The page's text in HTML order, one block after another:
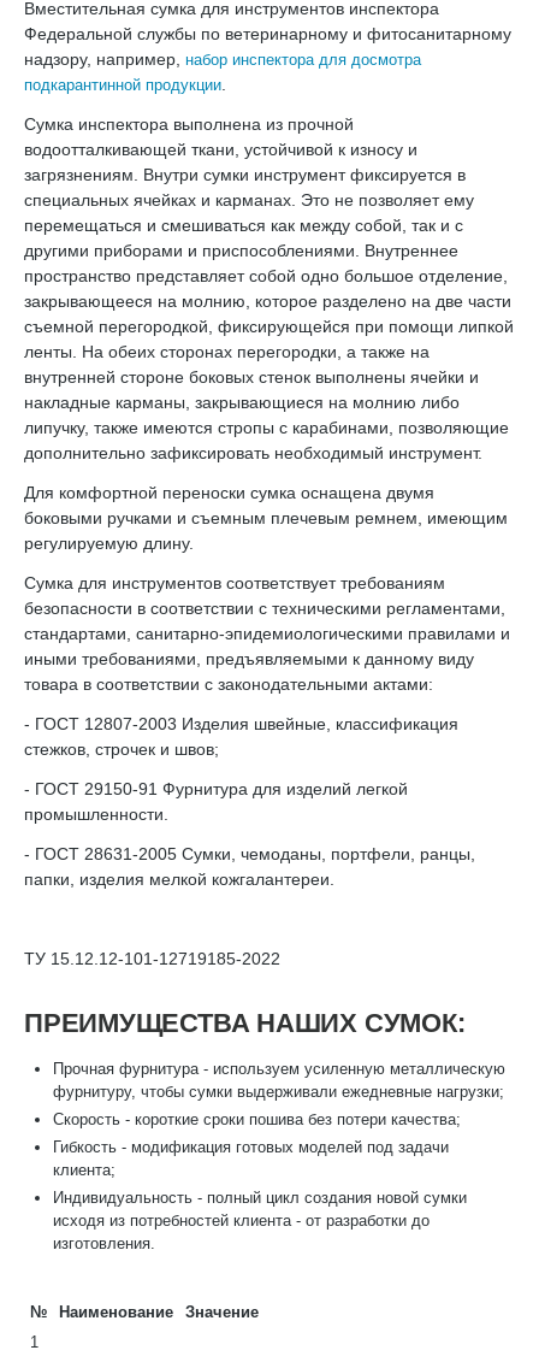
Вместительная сумка для инструментов инспектора
Федеральной службы по ветеринарному и фитосанитарному
надзору, например, набор инспектора для досмотра
подкарантинной продукции
Сумка инспектора выполнена из прочной
водоотталкивающей ткани, устойчивой к износу и
загрязнениям. Внутри сумки инструмент фиксируется в
специальных ячейках и карманах. Это не позволяет ему
перемещаться и смешиваться как между собой, так и с
другими приборами и приспособлениями. Внутреннее
пространство представляет собой одно большое отделение,
закрывающееся на молнию, которое разделено на две части
съемной перегородкой, фиксирующейся при помощи липкой
ленты. На обеих сторонах перегородки, а также на
внутренней стороне боковых стенок выполнены ячейки и
накладные карманы, закрывающиеся на молнию либо
липучку, также имеются стропы с карабинами, позволяющие
дополнительно зафиксировать необходимый инструмент.
Для комфортной переноски сумка оснащена двумя
боковыми ручками и съемным плечевым ремнем, имеющим
регулируемую длину.
Сумка для инструментов соответствует требованиям
безопасности в соответствии с техническими регламентами,
стандартами, санитарно-эпидемиологическими правилами и
иными требованиями, предъявляемыми к данному виду
товара в соответствии с законодательными актами:
- ГОСТ 12807-2003 Изделия швейные, классификация
стежков, строчек и швов;
- ГОСТ 29150-91 Фурнитура для изделий легкой
промышленности.
- ГОСТ 28631-2005 Сумки, чемоданы, портфели, ранцы,
папки, изделия мелкой кожгалантереи.
ТУ 15.12.12-101-12719185-2022
ПРЕИМУЩЕСТВА НАШИХ СУМОК:
Прочная фурнитура - используем усиленную металлическую
фурнитуру, чтобы сумки выдерживали ежедневные нагрузки;
Скорость - короткие сроки пошива без потери качества;
Гибкость - модификация готовых моделей под задачи
клиента;
Индивидуальность - полный цикл создания новой сумки
исходя из потребностей клиента - от разработки до
изготовления.
№ Наименование
Значение
1